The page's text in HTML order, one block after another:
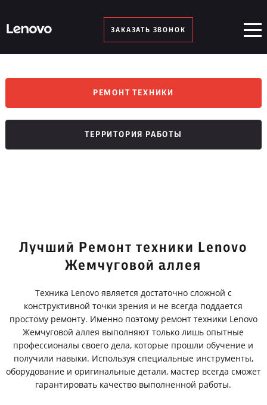
ЗАКАЗАТЬ ЗВОНОК
РЕМОНТ ТЕХНИКИ
ТЕРРИТОРИЯ РАБОТЫ
Лучший Ремонт техники Lenovo
Жемчуговой аллея
Техника Lenovo является достаточно сложной с
конструктивной точки зрения и не всегда поддается
простому ремонту. Именно поэтому ремонт техники Lenovo
Жемчуговой аллея выполняют только лишь опытные
профессионалы своего дела, которые прошли обучение и
получили навыки. Используя специальные инструменты,
оборудование и оригинальные детали, мастер всегда сможет
гарантировать качество выполненной работы.